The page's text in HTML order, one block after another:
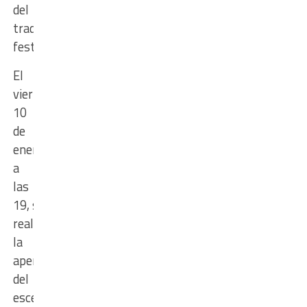
del
tradicional
festival.
El
viernes
10
de
enero,
a
las
19,se
realizará
la
apertura
del
escenario